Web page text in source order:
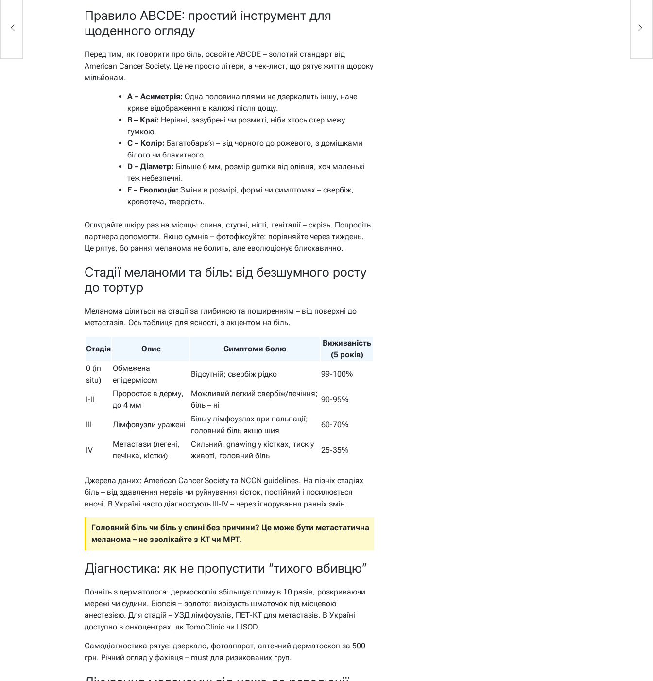
Правило ABCDE: простий інструмент для
щоденного огляду
Перед тим, як говорити про біль, освойте ABCDE – золотий стандарт від
American Cancer Society. Це не просто літери, а чек-лист, що рятує життя щороку
мільйонам.
A – Асиметрія: Одна половина плями не дзеркалить іншу, наче
криве відображення в калюжі після дощу.
B – Краї: Нерівні, зазубрені чи розмиті, ніби хтось стер межу
гумкою.
C – Колір: Багатобарв’я – від чорного до рожевого, з домішками
білого чи блакитного.
D – Діаметр: Більше 6 мм, розмір gumки від олівця, хоч маленькі
теж небезпечні.
E – Еволюція: Зміни в розмірі, формі чи симптомах – свербіж,
кровотеча, твердість.
Оглядайте шкіру раз на місяць: спина, ступні, нігті, геніталії – скрізь. Попросіть
партнера допомогти. Якщо сумнів – фотофіксуйте: порівняйте через тиждень.
Це рятує, бо рання меланома не болить, але еволюціонує блискавично.
Стадії меланоми та біль: від безшумного росту
до тортур
Меланома ділиться на стадії за глибиною та поширенням – від поверхні до
метастазів. Ось таблиця для ясності, з акцентом на біль.
Стадія Опис Симптоми болю
Виживаність
(5 років)
0 (in
situ)
Обмежена
епідермісом
Відсутній; свербіж рідко 99-100%
I-II
Проростає в дерму,
до 4 мм
Можливий легкий свербіж/печіння;
біль – ні
90-95%
III Лімфовузли уражені
Біль у лімфоузлах при пальпації;
головний біль якщо шия
60-70%
IV
Метастази (легені,
печінка, кістки)
Сильний: gnawing у кістках, тиск у
животі, головний біль
25-35%
Джерела даних: American Cancer Society та NCCN guidelines. На пізніх стадіях
біль – від здавлення нервів чи руйнування кісток, постійний і посилюється
вночі. В Україні часто діагностують III-IV – через ігнорування ранніх змін.
Головний біль чи біль у спині без причини? Це може бути метастатична
меланома – не зволікайте з КТ чи МРТ.
Діагностика: як не пропустити “тихого вбивцю”
Почніть з дерматолога: дермоскопія збільшує пляму в 10 разів, розкриваючи
мережі чи судини. Біопсія – золото: вирізують шматочок під місцевою
анестезією. Для стадій – УЗД лімфоузлів, ПЕТ-КТ для метастазів. В Україні
доступно в онкоцентрах, як TomoClinic чи LISOD.
Самодіагностика рятує: дзеркало, фотоапарат, аптечний дерматоскоп за 500
грн. Річний огляд у фахівця – must для ризикованих груп.